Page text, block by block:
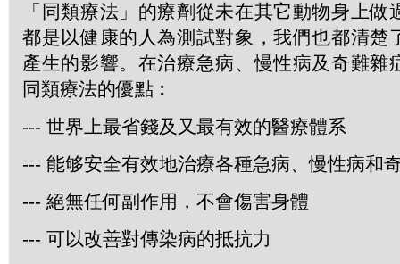
「同類療法」的療劑從未在其它動物身上做
都是以健康的人為測試對象，我們也都清楚
產生的影響。在治療急病、慢性病及奇難雜
同類療法的優點︰
--- 世界上最省錢及又最有效的醫療體系
--- 能够安全有效地治療各種急病、慢性病和
--- 絕無任何副作用，不會傷害身體
--- 可以改善對傳染病的抵抗力